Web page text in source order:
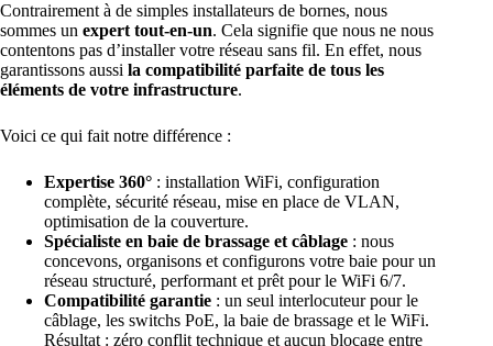
Contrairement à de simples installateurs de bornes, nous
sommes un expert tout-en-un. Cela signifie que nous ne nous
contentons pas d’installer votre réseau sans fil. En effet, nous
garantissons aussi la compatibilité parfaite de tous les
éléments de votre infrastructure.
Voici ce qui fait notre différence :
Expertise 360° : installation WiFi, configuration
complète, sécurité réseau, mise en place de VLAN,
optimisation de la couverture.
Spécialiste en baie de brassage et câblage : nous
concevons, organisons et configurons votre baie pour un
réseau structuré, performant et prêt pour le WiFi 6/7.
Compatibilité garantie : un seul interlocuteur pour le
câblage, les switchs PoE, la baie de brassage et le WiFi.
Résultat : zéro conflit technique et aucun blocage entre